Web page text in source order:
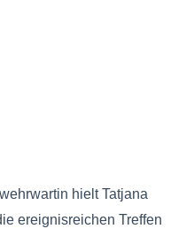
hielt Tatjana
ereignisreichen Treffen